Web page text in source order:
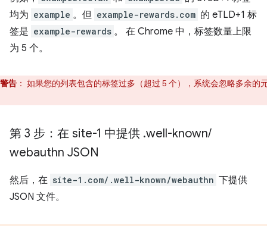
均为 example 。但 example-rewards.com 的 eTLD+1 标
签是 example-rewards 。 在 Chrome 中，标签数量上限
为 5 个。
警告 ： 如果您的列表包含的标签过多（超过 5 个），系统会忽略多余的
第 3 步：在 site-1 中提供 .well-known/
webauthn JSON
然后，在 site-1.com/.well-known/webauthn 下提供
JSON 文件。